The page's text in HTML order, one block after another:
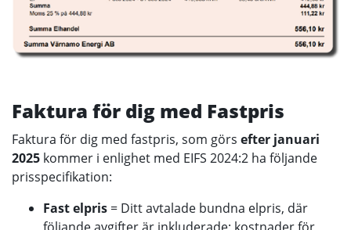
Faktura för dig med Fastpris
Faktura för dig med fastpris, som görs efter januari
2025 kommer i enlighet med EIFS 2024:2 ha följande
prisspecifikation:
Fast elpris = Ditt avtalade bundna elpris, där
följande avgifter är inkluderade; kostnader för